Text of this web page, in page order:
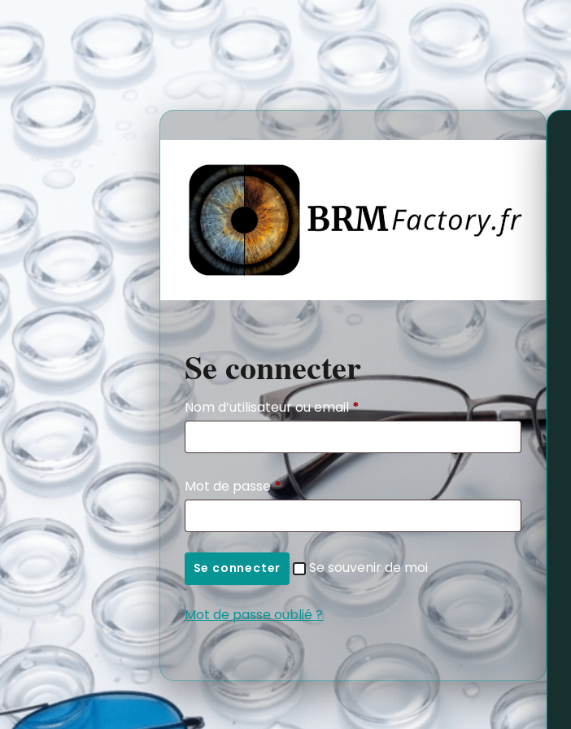
Se connecter
Nom d’utilisateur ou email*
Mot de passe*
Se connecter Se souvenir de moi
Mot de passe oublié ?